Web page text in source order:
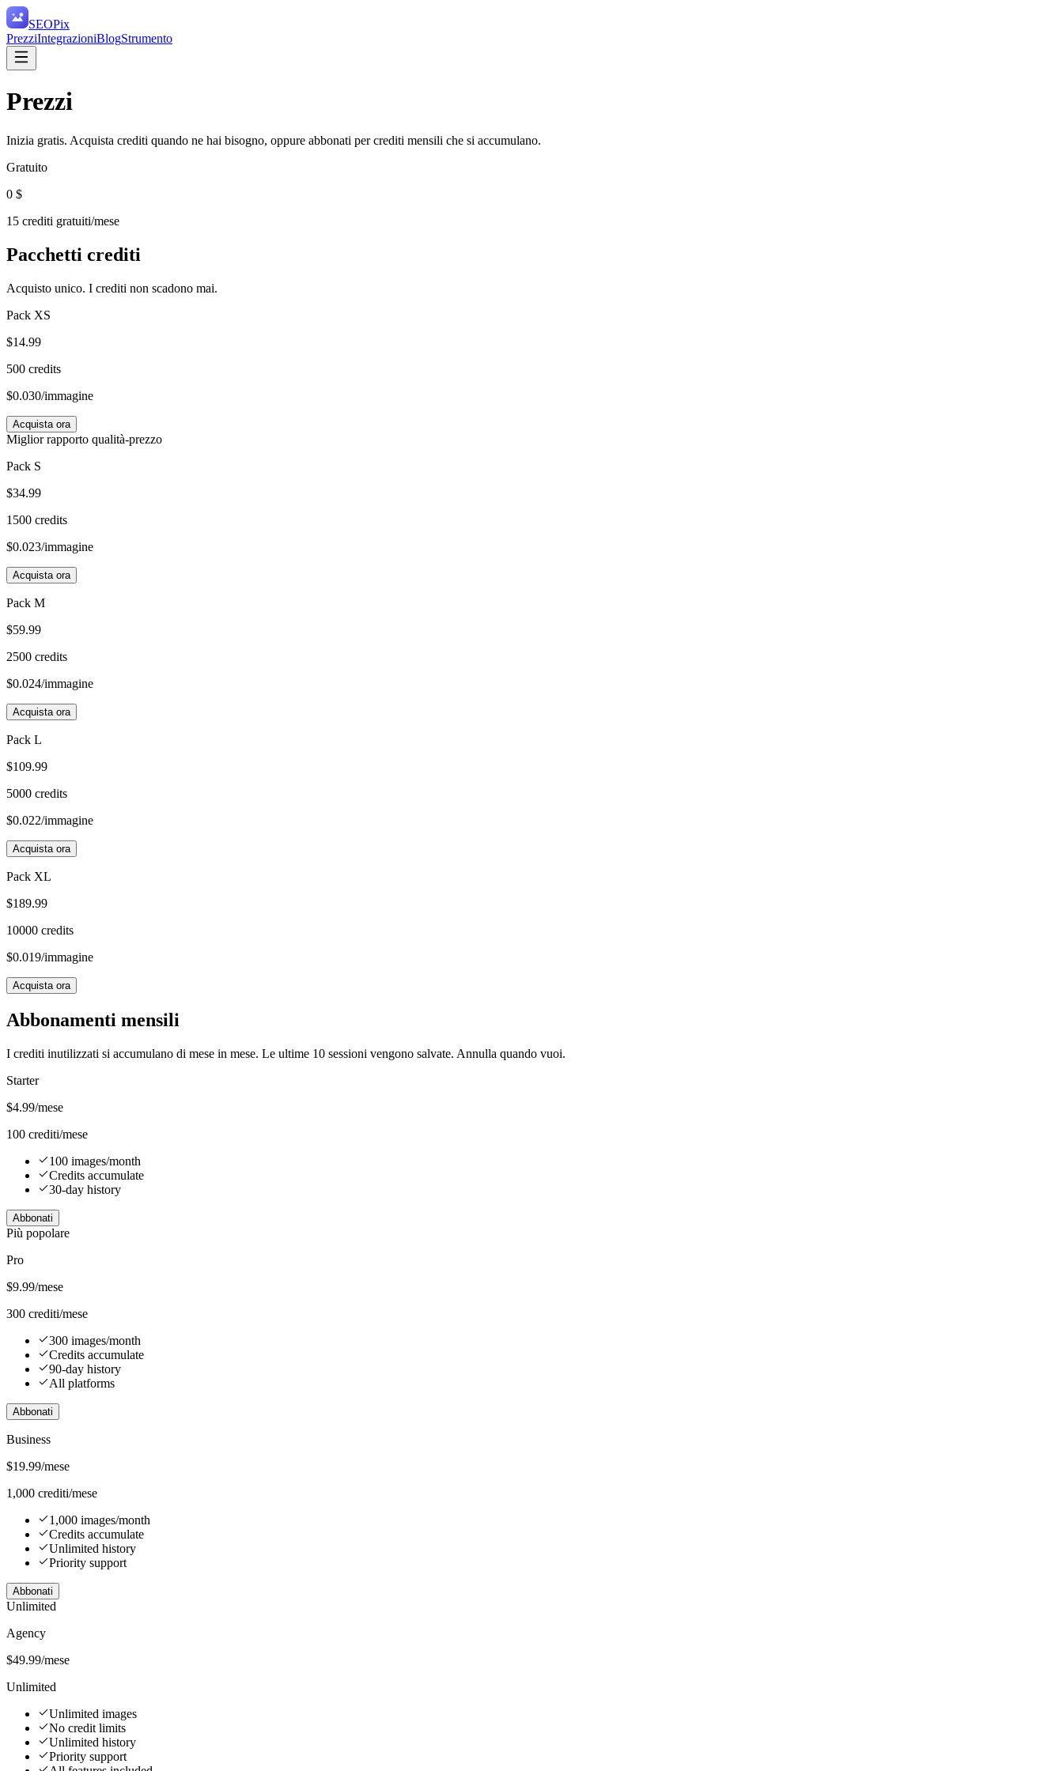
SEOPix
PrezziIntegrazioniBlogStrumento
Prezzi
Inizia gratis. Acquista crediti quando ne hai bisogno, oppure abbonati per crediti mensili che si accumulano.
Gratuito
0 $
15 crediti gratuiti/mese
Pacchetti crediti
Acquisto unico. I crediti non scadono mai.
Pack XS
$14.99
500 credits
$0.030/immagine
Acquista ora
Miglior rapporto qualità-prezzo
Pack S
$34.99
1500 credits
$0.023/immagine
Acquista ora
Pack M
$59.99
2500 credits
$0.024/immagine
Acquista ora
Pack L
$109.99
5000 credits
$0.022/immagine
Acquista ora
Pack XL
$189.99
10000 credits
$0.019/immagine
Acquista ora
Abbonamenti mensili
I crediti inutilizzati si accumulano di mese in mese. Le ultime 10 sessioni vengono salvate. Annulla quando vuoi.
Starter
$4.99/mese
100 crediti/mese
100 images/month
Credits accumulate
30-day history
Abbonati
Più popolare
Pro
$9.99/mese
300 crediti/mese
300 images/month
Credits accumulate
90-day history
All platforms
Abbonati
Business
$19.99/mese
1,000 crediti/mese
1,000 images/month
Credits accumulate
Unlimited history
Priority support
Abbonati
Unlimited
Agency
$49.99/mese
Unlimited
Unlimited images
No credit limits
Unlimited history
Priority support